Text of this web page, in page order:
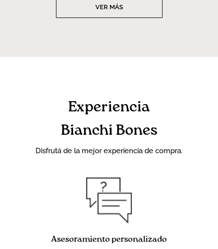
VER MÁS
Experiencia
Bianchi Bones
Disfrutá de la mejor experiencia de compra.
Asesoramiento personalizado